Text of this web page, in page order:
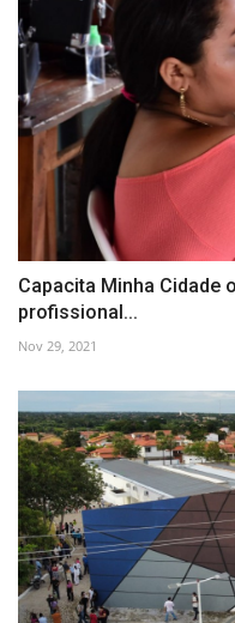
Capacita Minha Cidade
profissional...
Nov 29, 2021